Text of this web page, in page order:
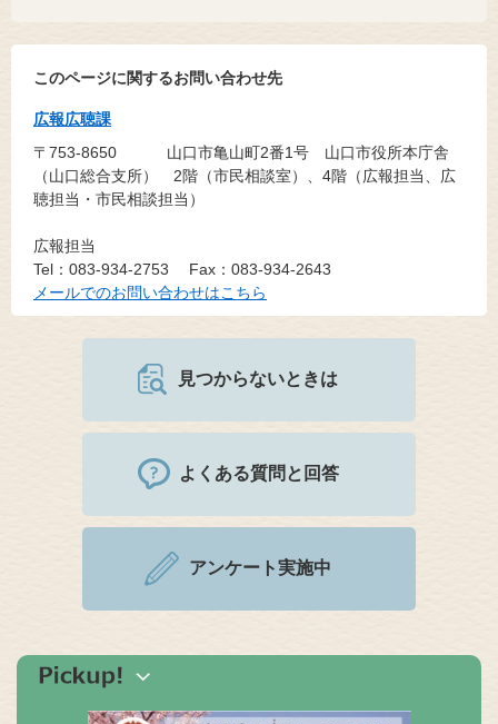
このページに関するお問い合わせ先
広報広聴課
〒753-8650
山口市亀山町2番1号 山口市役所本庁舎
（山口総合支所） 2階（市民相談室）、4階（広報担当、広
聴担当・市民相談担当）
広報担当
Tel：083-934-2753
Fax：083-934-2643
メールでのお問い合わせはこちら
見つからないときは
よくある質問と回答
アンケート実施中